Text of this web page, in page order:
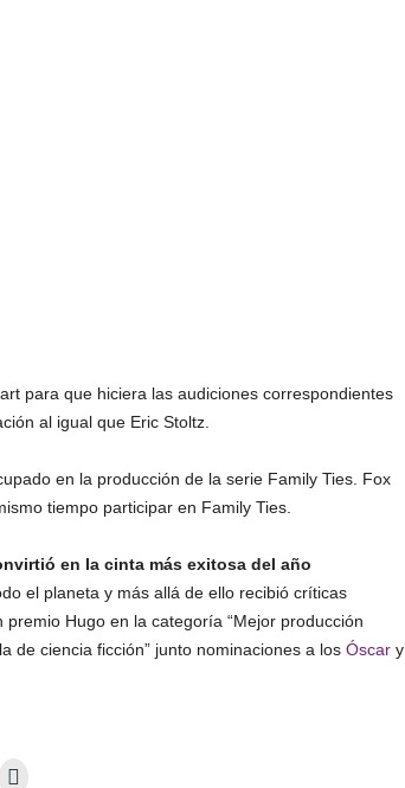
para que hiciera las audiciones correspondientes
al igual que Eric Stoltz.
en la producción de la serie Family Ties. Fox
tiempo participar en Family Ties.
en la cinta más exitosa del año
el planeta y más allá de ello recibió críticas
Hugo en la categoría “Mejor producción
de ciencia ficción” junto nominaciones a los Óscary